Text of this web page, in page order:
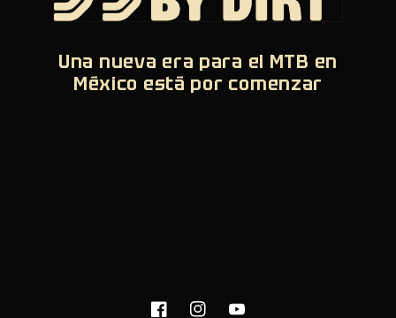
Una nueva era para el MTB en
México está por comenzar